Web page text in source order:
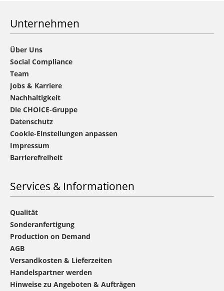
Unternehmen
Über Uns
Social Compliance
Team
Jobs & Karriere
Nachhaltigkeit
Die CHOICE-Gruppe
Datenschutz
Cookie-Einstellungen anpassen
Impressum
Barrierefreiheit
Services & Informationen
Qualität
Sonderanfertigung
Production on Demand
AGB
Versandkosten & Lieferzeiten
Handelspartner werden
Hinweise zu Angeboten & Aufträgen